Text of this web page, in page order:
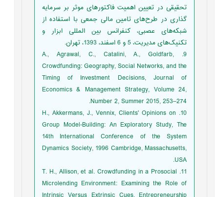
تحقیقی در تعیین اهمیت فاکتورهای موثر بر سرمایه
گذاری در طرح‌های تامین مالی جمعی با استفاده از
شبکه‌های عصبی، کنفرانس بین المللی ابزار و
تکنیک‌های مدیریت، 5 و 6 اسفند، 1393، تهران.
9. A., Agrawal, C., Catalini, A., Goldfarb,
Crowdfunding: Geography, Social Networks, and the
Timing of Investment Decisions, Journal of
Economics & Management Strategy, Volume 24,
Number 2, Summer 2015, 253–274.
10. H., Akkermans, J., Vennix, Clients' Opinions on
Group Model-Building: An Exploratory Study, The
14th International Conference of the System
Dynamics Society, 1996 Cambridge, Massachusetts,
USA.
11. T. H., Allison, et al. Crowdfunding in a Prosocial
Microlending Environment: Examining the Role of